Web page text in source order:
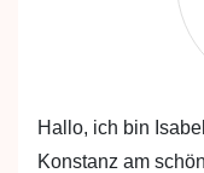
Hallo, ich bin
Konstanz am